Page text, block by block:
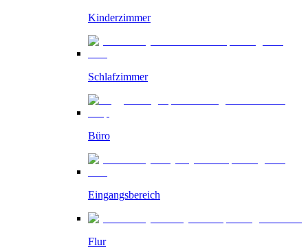
Kinderzimmer
Schlafzimmer
Büro
Eingangsbereich
Flur